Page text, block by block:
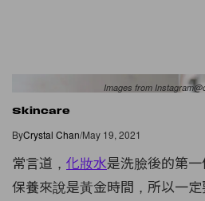
Images from
Skincare
ByCrystal Chan/May 19, 2021
常言道， 化妝水是洗臉後的第
保養來說是黃金時間，所以一